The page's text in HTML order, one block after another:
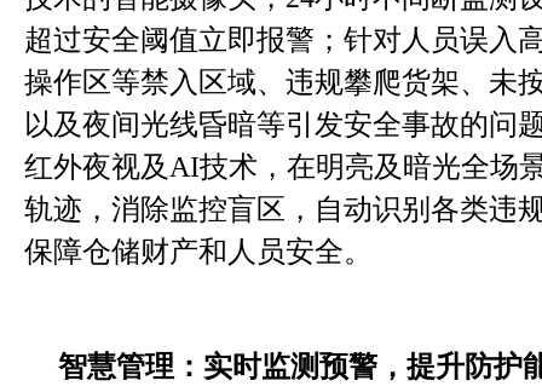
超过安全阈值立即报警；针对人员误入
操作区等禁入区域、违规攀爬货架、未
以及夜间光线昏暗等引发安全事故的问
红外夜视及AI技术，在明亮及暗光全场
轨迹，消除监控盲区，自动识别各类违
保障仓储财产和人员安全。
智慧管理：实时监测预警，提升防护